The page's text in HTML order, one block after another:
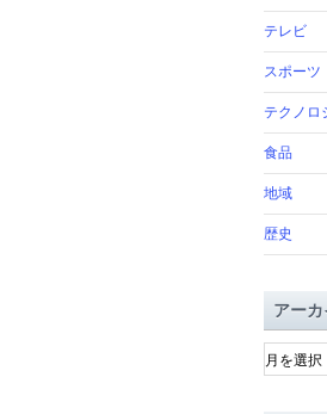
テレビ
スポーツ
テクノロ
食品
地域
歴史
アー
ア
ー